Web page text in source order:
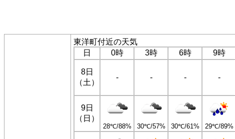
東洋町付近の天気
日
0時 3時 6時 9時
8日
（土）
- - - -
9日
（日）
28℃/88% 30℃/57% 30℃/61% 29℃/89%